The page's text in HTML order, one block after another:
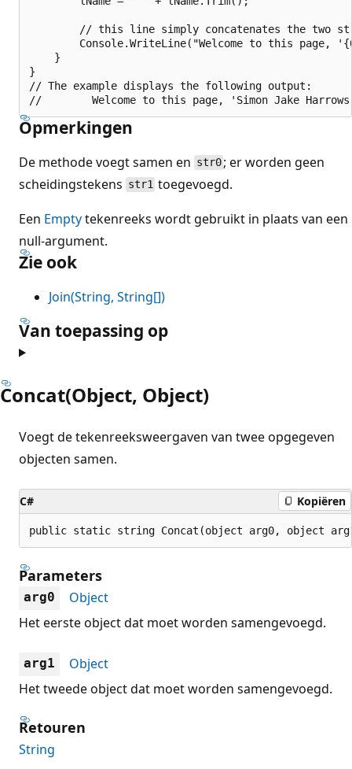
// this line simply concatenates the two
Console.WriteLine("Welcome to this page,
    }
}
// The example displays the following output:
Opmerkingen
De methode voegt samen en str0 ; er worden geen
scheidingstekens str1 toegevoegd.
Een Emptytekenreeks wordt gebruikt in plaats van een
null-argument.
Zie ook
Join(String, String[])
Van toepassing op
Concat(Object, Object)
Voegt de tekenreeksweergaven van twee opgegeven
objecten samen.
C# Kopiëren
public static string Concat(object arg0, object
Parameters
arg0
Object
Het eerste object dat moet worden samengevoegd.
arg1
Object
Het tweede object dat moet worden samengevoegd.
Retouren
String